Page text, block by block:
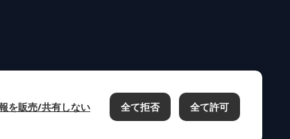
を販売/共有しない 全て拒否 全て許可